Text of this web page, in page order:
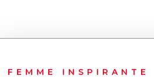
FEMME INSPIRANTE